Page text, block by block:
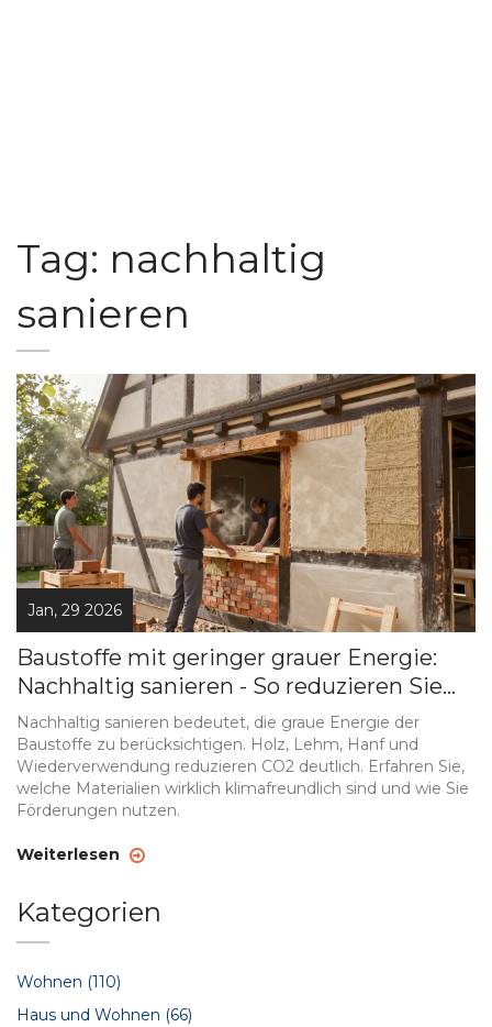
Tag: nachhaltig
sanieren
Jan, 29 2026
Baustoffe mit geringer grauer Energie:
Nachhaltig sanieren - So reduzieren Sie
CO2 beim Renovieren
Nachhaltig sanieren bedeutet, die graue Energie der
Baustoffe zu berücksichtigen. Holz, Lehm, Hanf und
Wiederverwendung reduzieren CO2 deutlich. Erfahren Sie,
welche Materialien wirklich klimafreundlich sind und wie Sie
Förderungen nutzen.
Weiterlesen
Kategorien
Wohnen (110)
Haus und Wohnen (66)